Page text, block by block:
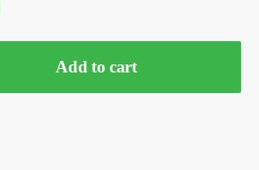
Add to cart